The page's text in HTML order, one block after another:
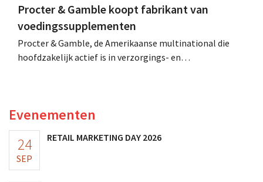
Procter & Gamble koopt fabrikant van
voedingssupplementen
Procter & Gamble, de Amerikaanse multinational die
hoofdzakelijk actief is in verzorgings- en
Evenementen
24
SEP
RETAIL MARKETING DAY 2026